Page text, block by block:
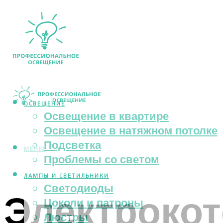
ОСВЕЩЕНИЕ
Освещение в квартире
Освещение в натяжном потолке
Подсветка
Проблемы со светом
ЛАМПЫ И СВЕТИЛЬНИКИ
Светодиоды
Цоколи и патроны
Люстры
МЕНЮ